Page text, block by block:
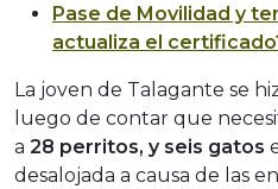
Pase de Movilidad y
actualiza el
La joven de Talagante se
luego de contar que
a 28 perritos, y seis gatos
desalojada a causa de las